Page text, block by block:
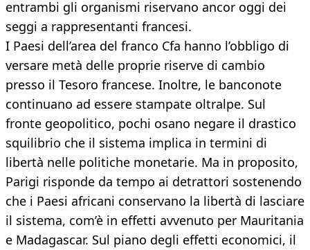
entrambi gli organismi riservano ancor oggi dei
seggi a rappresentanti francesi.
I Paesi dell’area del franco Cfa hanno l’obbligo di
versare metà delle proprie riserve di cambio
presso il Tesoro francese. Inoltre, le banconote
continuano ad essere stampate oltralpe. Sul
fronte geopolitico, pochi osano negare il drastico
squilibrio che il sistema implica in termini di
libertà nelle politiche monetarie. Ma in proposito,
Parigi risponde da tempo ai detrattori sostenendo
che i Paesi africani conservano la libertà di lasciare
il sistema, com’è in effetti avvenuto per Mauritania
e Madagascar. Sul piano degli effetti economici, il